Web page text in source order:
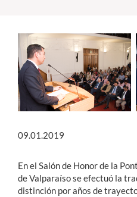
English
09.01.2019
En el Salón de Honor de la
de Valparaíso se efectuó la
distinción por años de